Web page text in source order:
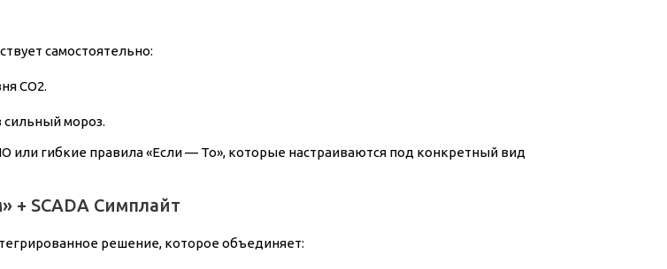
самостоятельно:
CO2.
сильный мороз.
или гибкие правила «Если — То», которые настраиваются под конкретный вид
+ SCADA Симплайт
решение, которое объединяет: